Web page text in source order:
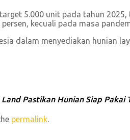
5.000 unit pada tahun
kecuali pada masa
dalam menyediakan hunian
Pastikan Hunian Siap Pakai
permalink.